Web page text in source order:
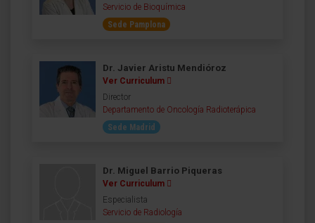
Servicio de Bioquímica
Sede Pamplona
Dr. Javier Aristu Mendióroz
Ver Curriculum
Director
Departamento de Oncología Radioterápica
Sede Madrid
Dr. Miguel Barrio Piqueras
Ver Curriculum
Especialista
Servicio de Radiología